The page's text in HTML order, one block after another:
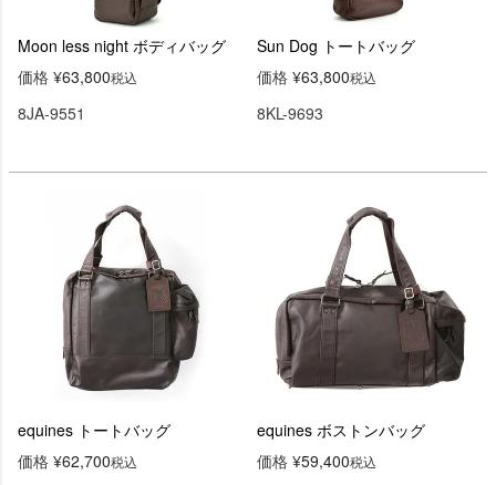
Moon less night ボディバッグ
価格 ¥63,800税込
8JA-9551
Sun Dog トートバッグ
価格 ¥63,800税込
8KL-9693
equines トートバッグ
価格 ¥62,700税込
equines ボストンバッグ
価格 ¥59,400税込